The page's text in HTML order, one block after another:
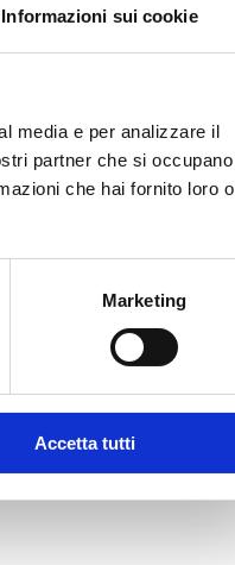
Informazioni sui cookie
media e per analizzare il
partner che si occupano
che hai fornito loro o
Marketing
Accetta tutti